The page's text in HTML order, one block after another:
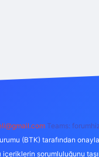
Teams:
(BTK) tarafından
sorumluluğunu